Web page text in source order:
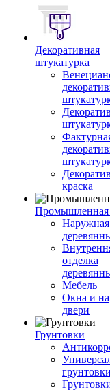
Декоративная
штукатурка
краска
Промышленная
Наружная
отделка
Мебель
Окна и
двери
Грунтовки
грунтовки